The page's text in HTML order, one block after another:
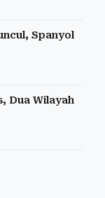
Spanyol
Dua Wilayah